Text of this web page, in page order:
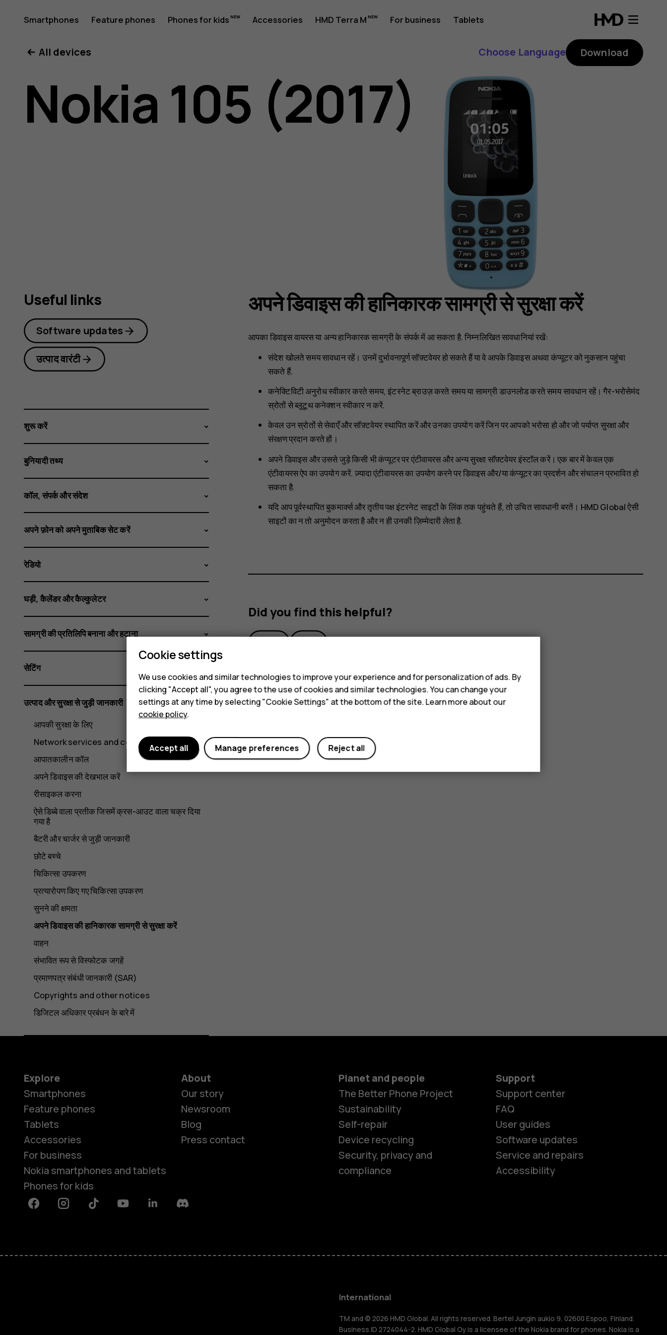
Nokia
105
(2017)
Smartphones Feature phones Phones for kids Accessories HMD Terra M For business Tablets
Smartphones
Accessories
HMD Terra M
All devices Choose Language Download
Nokia 105 (2017)
अपने डिवाइस की हानिकारक सामग्री से सुरक्षा करें
आपका डिवाइस वायरस या अन्य हानिकारक सामग्री के संपर्क में आ सकता है. निम्नलिखित सावधानियां रखें:
संदेश खोलते समय सावधान रहें। उनमें दुर्भावनापूर्ण सॉफ़्टवेयर हो सकते हैं या वे आपके डिवाइस अथवा कंप्यूटर को नुकसान पहुंचा
सकते हैं.
कनेक्टिविटी अनुरोध स्वीकार करते समय, इंटरनेट ब्राउज़ करते समय या सामग्री डाउनलोड करते समय सावधान रहें। गैर-भरोसेमंद
स्रोतों से ब्लूटूथ कनेक्शन स्वीकार न करें.
केवल उन स्रोतों से सेवाएँ और सॉफ़्टवेयर स्थापित करें और उनका उपयोग करें जिन पर आपको भरोसा हो और जो पर्याप्त सुरक्षा और
संरक्षण प्रदान करते हों।
अपने डिवाइस और उससे जुड़े किसी भी कंप्यूटर पर एंटीवायरस और अन्य सुरक्षा सॉफ़्टवेयर इंस्टॉल करें। एक बार में केवल एक
एंटीवायरस ऐप का उपयोग करें. ज़्यादा एंटीवायरस का उपयोग करने पर डिवाइस और/या कंप्यूटर का प्रदर्शन और संचालन प्रभावित हो
सकता है.
यदि आप पूर्वस्थापित बुकमार्क्स और तृतीय पक्ष इंटरनेट साइटों के लिंक तक पहुंचते हैं, तो उचित सावधानी बरतें। HMD Global ऐसी
साइटों का न तो अनुमोदन करता है और न ही उनकी ज़िम्मेदारी लेता है.
Did you find this helpful?
Useful links
Software updates
उत्पाद वारंटी
शुरू करें
बुनियादी तथ्य
कॉल, संपर्क और संदेश
अपने फ़ोन को अपने मुताबिक सेट करें
रेडियो
घड़ी, कैलेंडर और कैल्कुलेटर
सामग्री की प्रतिलिपि बनाना और हटाना
सेटिंग
उत्पाद और सुरक्षा से जुड़ी जानकारी
आपकी सुरक्षा के लिए
Network services and costs
आपातकालीन कॉल
अपने डिवाइस की देखभाल करें
रीसाइकल करना
ऐसे डिब्बे वाला प्रतीक जिसमें क्रस-आउट वाला चक्र दिया
गया है
बैटरी और चार्जर से जुड़ी जानकारी
छोटे बच्चे
चिकित्सा उपकरण
प्रत्यारोपण किए गए चिकित्सा उपकरण
सुनने की क्षमता
अपने डिवाइस की हानिकारक सामग्री से सुरक्षा करें
वाहन
संभावित रूप से विस्फोटक जगहें
प्रमाणपत्र संबंधी जानकारी (SAR)
Copyrights and other notices
डिजिटल अधिकार प्रबंधन के बारे में
Explore
Smartphones
Feature phones
Tablets
Accessories
For business
Nokia smartphones and tablets
Phones for kids
About
Our story
Newsroom
Blog
Press contact
Planet and people
The Better Phone Project
Sustainability
Self-repair
Device recycling
Security, privacy and
compliance
Support
Support center
FAQ
User guides
Software updates
Service and repairs
Accessibility
FacebookInstagramTiktok YoutubeLinkedinDiscord
International
TM and © 2026 HMD Global. All rights reserved. Bertel Jungin aukio 9, 02600 Espoo, Finland.
Business ID 2724044-2. HMD Global Oy is a licensee of the Nokia brand for phones. Nokia is a
Cookie settings
We use cookies and similar technologies to improve your experience and for personalization of ads. By
clicking "Accept all", you agree to the use of cookies and similar technologies. You can change your
settings at any time by selecting "Cookie Settings" at the bottom of the site. Learn more about our
cookie policy.
Reject all
Manage preferences
Accept all